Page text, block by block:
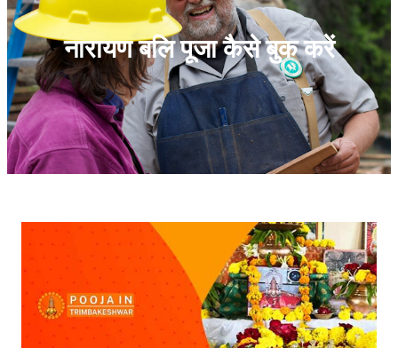
नारायण बलि पूजा कैसे बुक करें